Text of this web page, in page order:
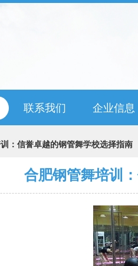
联系我们 企业信息
：信誉卓越的钢管舞学校选择指南
合肥钢管舞培训